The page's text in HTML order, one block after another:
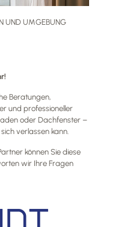
UND UMGEBUNG
Beratungen,
und professioneller
oder Dachfenster –
verlassen kann.
können Sie diese
wir IhreFragen